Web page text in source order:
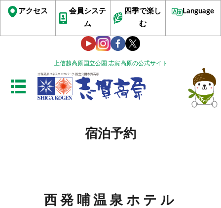
上信越高原国立公園 志賀高原の公式サイト
アクセス
会員システ
ム
四季で楽し
む
Language
宿泊予約
西発哺温泉ホテル